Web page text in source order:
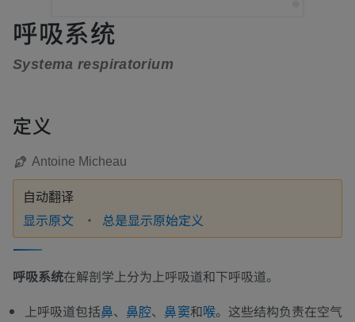
呼吸系统
Systema respiratorium
定义
Antoine Micheau
自动翻译
显示原文 总是显示原始定义
呼吸系统在解剖学上分为上呼吸道和下呼吸道。
上呼吸道包括鼻、 鼻腔、 鼻窦和喉。这些结构负责在空气